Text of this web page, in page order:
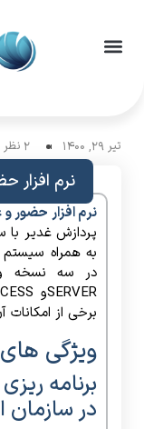
تیر 29, 1400 2 نظر
نرم افزار
نرم افزار حضور
پردازش غدیر با
به همراه
برخی از
ویژگی
برنامه
در سازمان